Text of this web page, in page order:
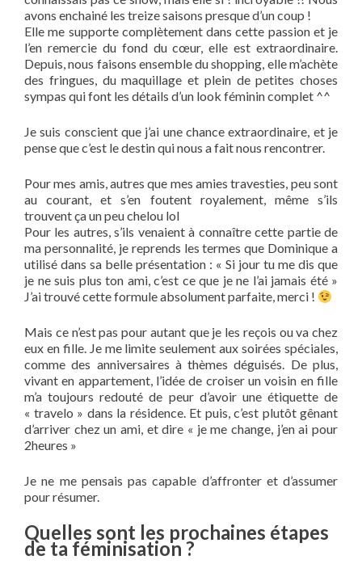
avons enchainé les treize saisons presque d’un coup !
Elle me supporte complètement dans cette passion et je
l’en remercie du fond du cœur, elle est extraordinaire.
Depuis, nous faisons ensemble du shopping, elle m’achète
des fringues, du maquillage et plein de petites choses
sympas qui font les détails d’un look féminin complet ^^
Je suis conscient que j’ai une chance extraordinaire, et je
pense que c’est le destin qui nous a fait nous rencontrer.
Pour mes amis, autres que mes amies travesties, peu sont
au courant, et s’en foutent royalement, même s’ils
trouvent ça un peu chelou lol
Pour les autres, s’ils venaient à connaître cette partie de
ma personnalité, je reprends les termes que Dominique a
utilisé dans sa belle présentation : « Si jour tu me dis que
je ne suis plus ton ami, c’est ce que je ne l’ai jamais été »
J’ai trouvé cette formule absolument parfaite, merci !
Mais ce n’est pas pour autant que je les reçois ou va chez
eux en fille. Je me limite seulement aux soirées spéciales,
comme des anniversaires à thèmes déguisés. De plus,
vivant en appartement, l’idée de croiser un voisin en fille
m’a toujours redouté de peur d’avoir une étiquette de
« travelo » dans la résidence. Et puis, c’est plutôt gênant
d’arriver chez un ami, et dire « je me change, j’en ai pour
2heures »
Je ne me pensais pas capable d’affronter et d’assumer
pour résumer.
Quelles sont les prochaines étapes
de ta féminisation ?